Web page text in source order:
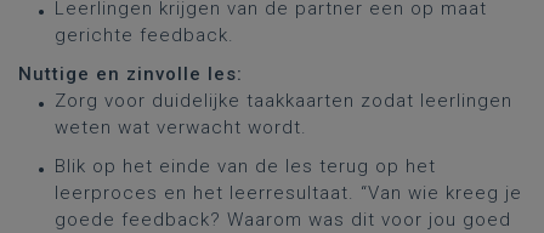
Leerlingen krijgen van de partner een op maat
gerichte feedback.
Nuttige en zinvolle les:
Zorg voor duidelijke taakkaarten zodat leerlingen
weten wat verwacht wordt.
Blik op het einde van de les terug op het
leerproces en het leerresultaat. “Van wie kreeg je
goede feedback? Waarom was dit voor jou goed